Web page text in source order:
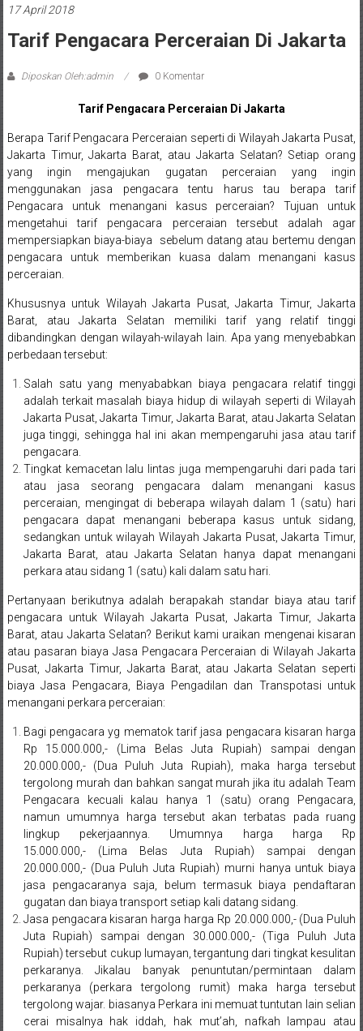
Bantul,
Wonosari,
Wates,
Klaten,
Magelang,
Solo,
Semarang,
Jakarta,
Bali,
Surabaya,
Surakarta,
Sukoharjo,
Mungkid,
Purworejo,
Daerah
Istimewa
Yogyakarta,
Makassar,
Denpasar,
Salatiga,
Ungaran,
Pontianak,
Bandung,
Kendari,
Riau,
Pekanbaru,
Bengkulu,
Mukomuko,
Gunung
Kidul,
Kulon
Progo,
17 April 2018
Tarif Pengacara Perceraian Di Jakarta
Diposkan Oleh:admin 0 Komentar
Tarif Pengacara Perceraian Di Jakarta
Berapa Tarif Pengacara Perceraian seperti di Wilayah Jakarta Pusat,
Jakarta Timur, Jakarta Barat, atau Jakarta Selatan? Setiap orang
yang ingin mengajukan gugatan perceraian yang ingin
menggunakan jasa pengacara tentu harus tau berapa tarif
Pengacara untuk menangani kasus perceraian? Tujuan untuk
mengetahui tarif pengacara perceraian tersebut adalah agar
mempersiapkan biaya-biaya sebelum datang atau bertemu dengan
pengacara untuk memberikan kuasa dalam menangani kasus
perceraian.
Khususnya untuk Wilayah Jakarta Pusat, Jakarta Timur, Jakarta
Barat, atau Jakarta Selatan memiliki tarif yang relatif tinggi
dibandingkan dengan wilayah-wilayah lain. Apa yang menyebabkan
perbedaan tersebut:
Salah satu yang menyababkan biaya pengacara relatif tinggi
adalah terkait masalah biaya hidup di wilayah seperti di Wilayah
Jakarta Pusat, Jakarta Timur, Jakarta Barat, atau Jakarta Selatan
juga tinggi, sehingga hal ini akan mempengaruhi jasa atau tarif
pengacara.
Tingkat kemacetan lalu lintas juga mempengaruhi dari pada tari
atau jasa seorang pengacara dalam menangani kasus
perceraian, mengingat di beberapa wilayah dalam 1 (satu) hari
pengacara dapat menangani beberapa kasus untuk sidang,
sedangkan untuk wilayah Wilayah Jakarta Pusat, Jakarta Timur,
Jakarta Barat, atau Jakarta Selatan hanya dapat menangani
perkara atau sidang 1 (satu) kali dalam satu hari.
Pertanyaan berikutnya adalah berapakah standar biaya atau tarif
pengacara untuk Wilayah Jakarta Pusat, Jakarta Timur, Jakarta
Barat, atau Jakarta Selatan? Berikut kami uraikan mengenai kisaran
atau pasaran biaya Jasa Pengacara Perceraian di Wilayah Jakarta
Pusat, Jakarta Timur, Jakarta Barat, atau Jakarta Selatan seperti
biaya Jasa Pengacara, Biaya Pengadilan dan Transpotasi untuk
menangani perkara perceraian:
Bagi pengacara yg mematok tarif jasa pengacara kisaran harga
Rp 15.000.000,- (Lima Belas Juta Rupiah) sampai dengan
20.000.000,- (Dua Puluh Juta Rupiah), maka harga tersebut
tergolong murah dan bahkan sangat murah jika itu adalah Team
Pengacara kecuali kalau hanya 1 (satu) orang Pengacara,
namun umumnya harga tersebut akan terbatas pada ruang
lingkup pekerjaannya. Umumnya harga harga Rp
15.000.000,- (Lima Belas Juta Rupiah) sampai dengan
20.000.000,- (Dua Puluh Juta Rupiah) murni hanya untuk biaya
jasa pengacaranya saja, belum termasuk biaya pendaftaran
gugatan dan biaya transport setiap kali datang sidang.
Jasa pengacara kisaran harga harga Rp 20.000.000,- (Dua Puluh
Juta Rupiah) sampai dengan 30.000.000,- (Tiga Puluh Juta
Rupiah) tersebut cukup lumayan, tergantung dari tingkat kesulitan
perkaranya. Jikalau banyak penuntutan/permintaan dalam
perkaranya (perkara tergolong rumit) maka harga tersebut
tergolong wajar. biasanya Perkara ini memuat tuntutan lain selian
cerai misalnya hak iddah, hak mut’ah, nafkah lampau atau